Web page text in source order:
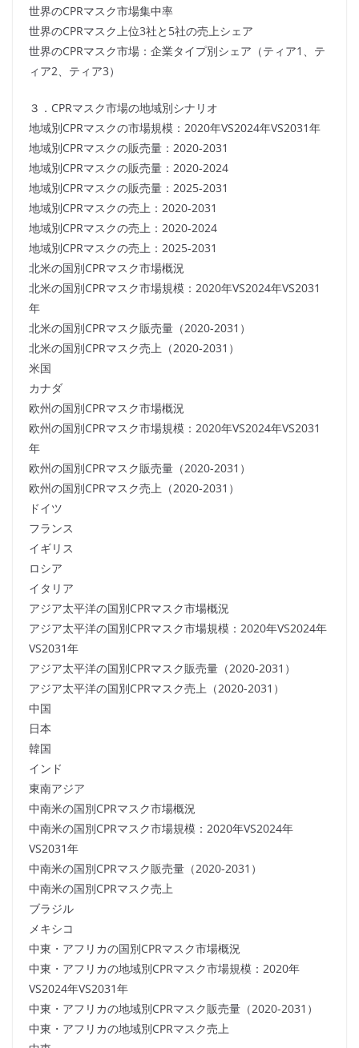
世界のCPRマスク市場集中率
世界のCPRマスク上位3社と5社の売上シェア
世界のCPRマスク市場：企業タイプ別シェア（ティア1、テ
ィア2、ティア3）
３．CPRマスク市場の地域別シナリオ
地域別CPRマスクの市場規模：2020年VS2024年VS2031年
地域別CPRマスクの販売量：2020-2031
地域別CPRマスクの販売量：2020-2024
地域別CPRマスクの販売量：2025-2031
地域別CPRマスクの売上：2020-2031
地域別CPRマスクの売上：2020-2024
地域別CPRマスクの売上：2025-2031
北米の国別CPRマスク市場概況
北米の国別CPRマスク市場規模：2020年VS2024年VS2031
年
北米の国別CPRマスク販売量（2020-2031）
北米の国別CPRマスク売上（2020-2031）
米国
カナダ
欧州の国別CPRマスク市場概況
欧州の国別CPRマスク市場規模：2020年VS2024年VS2031
年
欧州の国別CPRマスク販売量（2020-2031）
欧州の国別CPRマスク売上（2020-2031）
ドイツ
フランス
イギリス
ロシア
イタリア
アジア太平洋の国別CPRマスク市場概況
アジア太平洋の国別CPRマスク市場規模：2020年VS2024年
VS2031年
アジア太平洋の国別CPRマスク販売量（2020-2031）
アジア太平洋の国別CPRマスク売上（2020-2031）
中国
日本
韓国
インド
東南アジア
中南米の国別CPRマスク市場概況
中南米の国別CPRマスク市場規模：2020年VS2024年
VS2031年
中南米の国別CPRマスク販売量（2020-2031）
中南米の国別CPRマスク売上
ブラジル
メキシコ
中東・アフリカの国別CPRマスク市場概況
中東・アフリカの地域別CPRマスク市場規模：2020年
VS2024年VS2031年
中東・アフリカの地域別CPRマスク販売量（2020-2031）
中東・アフリカの地域別CPRマスク売上